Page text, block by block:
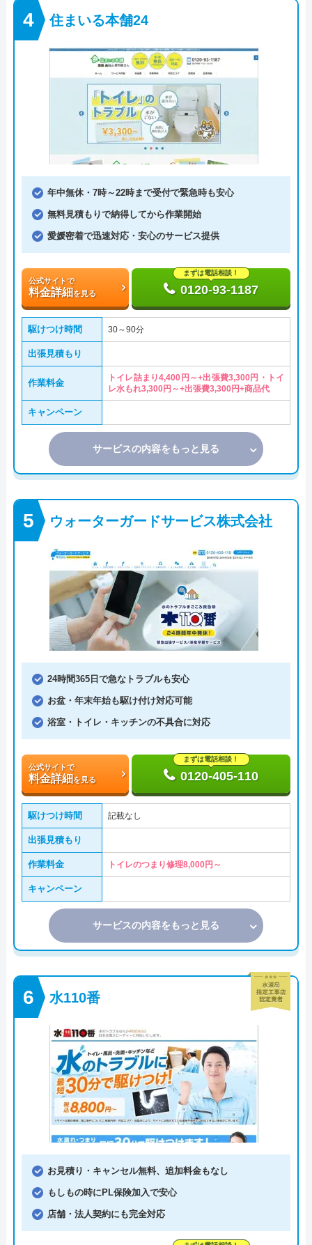
住まいる本舗24
年中無休・7時～22時まで受付で緊急時も安心
無料見積もりで納得してから作業開始
愛媛密着で迅速対応・安心のサービス提供
公式サイトで
料金詳細を見る
まずは電話相談！
0120-93-1187
駆けつけ時間 30～90分
出張見積もり
作業料金
トイレ詰まり4,400円～+出張費3,300円・トイ
レ水もれ3,300円～+出張費3,300円+商品代
キャンペーン
サービスの内容をもっと見る
ウォーターガードサービス株式会社
24時間365日で急なトラブルも安心
お盆・年末年始も駆け付け対応可能
浴室・トイレ・キッチンの不具合に対応
公式サイトで
料金詳細を見る
まずは電話相談！
0120-405-110
駆けつけ時間 記載なし
出張見積もり
作業料金 トイレのつまり修理8,000円～
キャンペーン
サービスの内容をもっと見る
水110番
お見積り・キャンセル無料、追加料金もなし
もしもの時にPL保険加入で安心
店舗・法人契約にも完全対応